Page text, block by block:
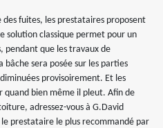
fuites, les prestataires proposent
solution classique permet pour un
pendant que les travaux de
sera posée sur les parties
provisoirement. Et les
bien même il pleut. Afin de
adressez-vous à G.David
prestataire le plus recommandé par